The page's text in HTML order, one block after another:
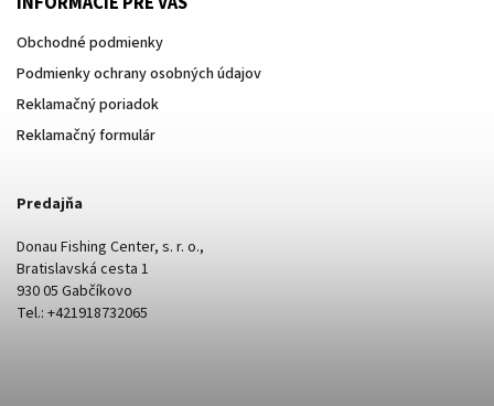
Obchodné podmienky
Podmienky ochrany osobných údajov
Reklamačný poriadok
Reklamačný formulár
Predajňa
Donau Fishing Center, s. r. o.,
Bratislavská cesta 1
930 05 Gabčíkovo
Tel.: +421918732065